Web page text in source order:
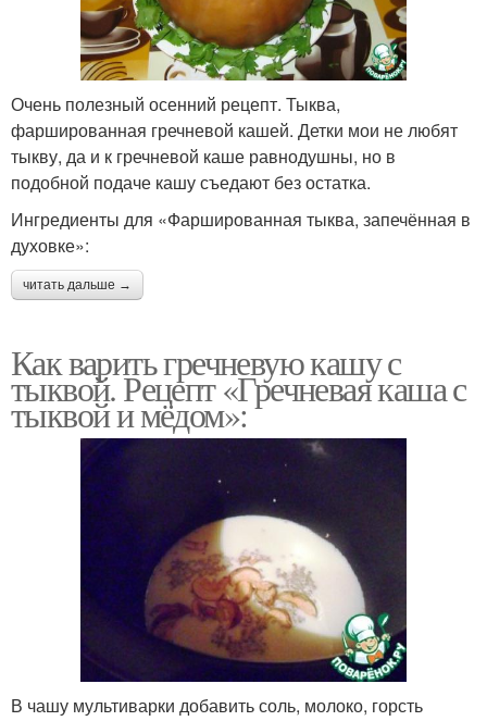
Очень полезный осенний рецепт. Тыква,
фаршированная гречневой кашей. Детки мои не любят
тыкву, да и к гречневой каше равнодушны, но в
подобной подаче кашу съедают без остатка.
Ингредиенты для «Фаршированная тыква, запечённая в
духовке»:
читать дальше →
Как варить гречневую кашу с
тыквой. Рецепт «Гречневая каша с
тыквой и мёдом»:
В чашу мультиварки добавить соль, молоко, горсть